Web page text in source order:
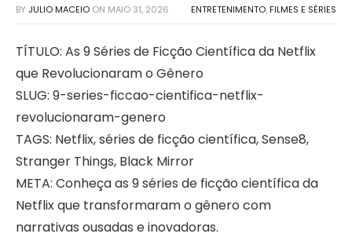
BY JULIO MACEIO ON MAIO 31, 2026 ENTRETENIMENTO, FILMES E SÉRIES
TÍTULO: As 9 Séries de Ficção Científica da Netflix
que Revolucionaram o Gênero
SLUG: 9-series-ficcao-cientifica-netflix-
revolucionaram-genero
TAGS: Netflix, séries de ficção científica, Sense8,
Stranger Things, Black Mirror
META: Conheça as 9 séries de ficção científica da
Netflix que transformaram o gênero com
narrativas ousadas e inovadoras.